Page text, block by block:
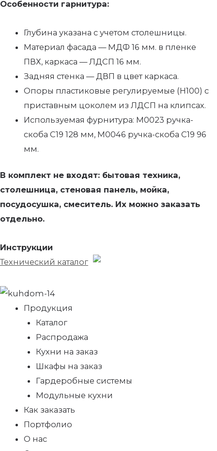
Особенности гарнитура:
Глубина указана с учетом столешницы.
Материал фасада — МДФ 16 мм. в пленке
ПВХ, каркаса — ЛДСП 16 мм.
Задняя стенка — ДВП в цвет каркаса.
Опоры пластиковые регулируемые (Н100) с
приставным цоколем из ЛДСП на клипсах.
Используемая фурнитура: М0023 ручка-
скоба С19 128 мм, М0046 ручка-скоба С19 96
мм.
В комплект не входят: бытовая техника,
столешница, стеновая панель, мойка,
посудосушка, смеситель. Их можно заказать
отдельно.
Инструкции
Технический каталог
Продукция
Каталог
Распродажа
Кухни на заказ
Шкафы на заказ
Гардеробные системы
Модульные кухни
Как заказать
Портфолио
О нас